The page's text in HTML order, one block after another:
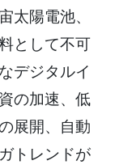
太陽電池、
として不可
デジタルイ
の加速、低
展開、自動
トレンドが